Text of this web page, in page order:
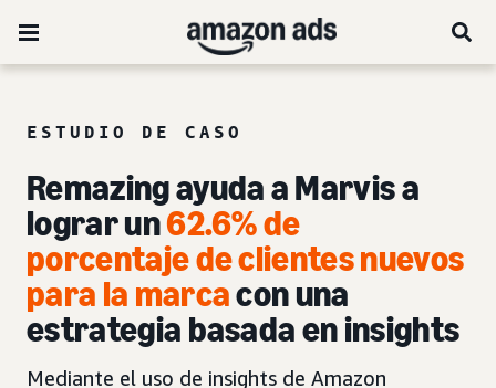
ESTUDIO DE CASO
Remazing ayuda a Marvis a
lograr un62.6% de
porcentaje de clientes nuevos
para la marcacon una
estrategia basada en insights
Mediante el uso de insights de Amazon